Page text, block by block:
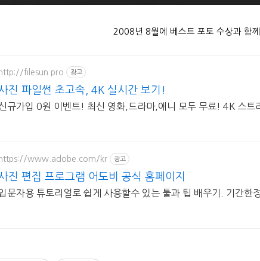
2008년 8월에 베스트 포토 수상과 함
http://filesun.pro 광고
진 파일썬 초고속, 4K 실시간 보기!
규가입 0원 이벤트! 최신 영화,드라마,애니 모두 무료! 4K 스트
https://www.adobe.com/kr 광고
진 편집 프로그램 어도비 공식 홈페이지
문자용 튜토리얼로 쉽게 사용할수 있는 툴과 팁 배우기. 기간